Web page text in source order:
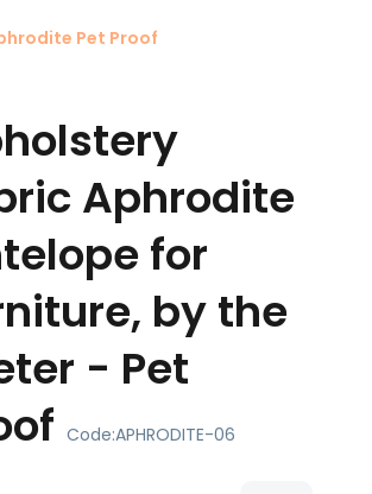
Pet Proof
Aphrodite
for
by the
- Pet
Code:APHRODITE-06